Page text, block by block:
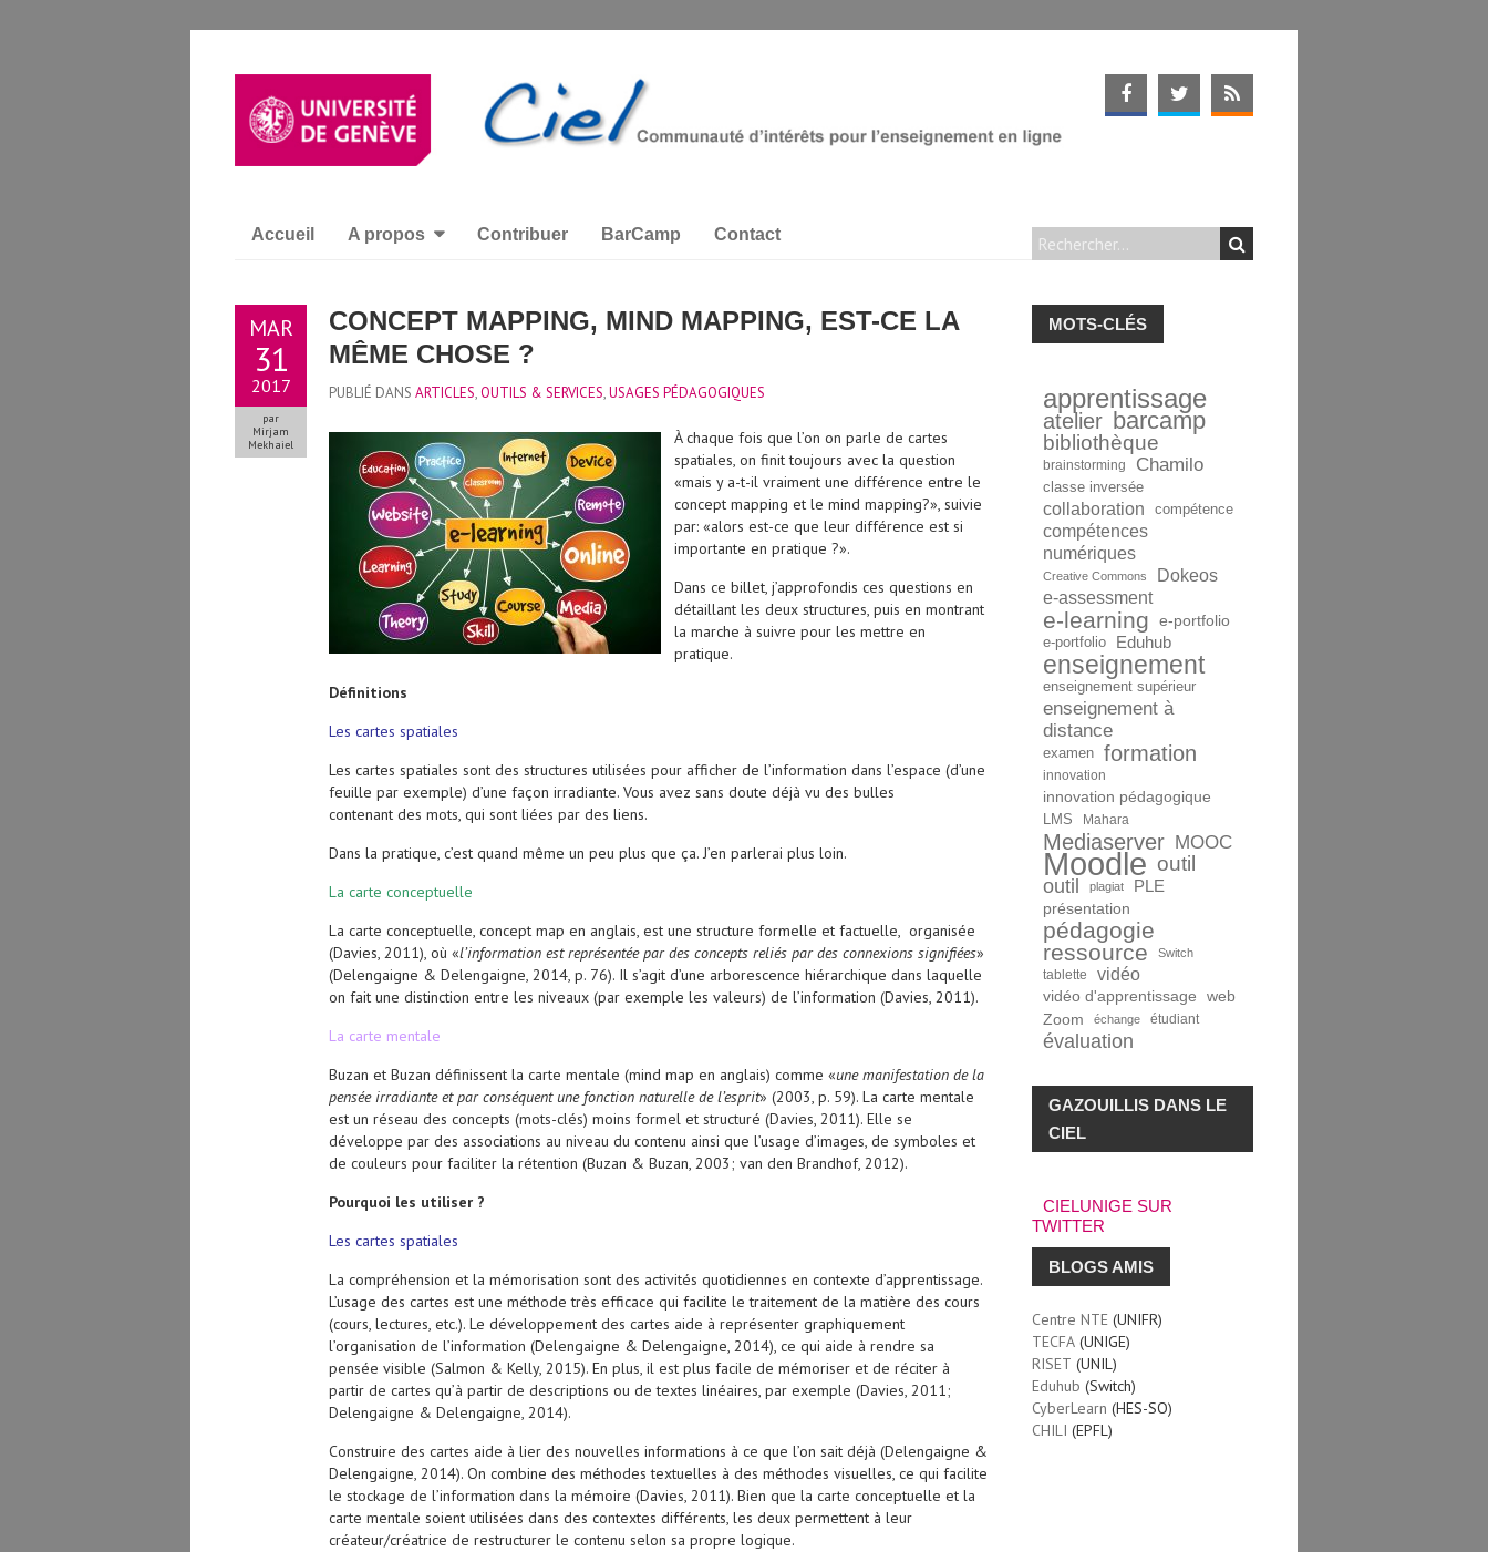
Accueil A propos Contribuer BarCamp Contact
MAR
31
2017
par
Mirjam
Mekhaiel
CONCEPT MAPPING, MIND MAPPING, EST-CE LA
MÊME CHOSE ?
PUBLIÉ DANS ARTICLES,OUTILS & SERVICES,USAGES PÉDAGOGIQUES
À chaque fois que l’on on parle de cartes
spatiales, on finit toujours avec la question
«mais y a-t-il vraiment une différence entre le
concept mapping et le mind mapping?», suivie
par: «alors est-ce que leur différence est si
importante en pratique ?».
Dans ce billet, j’approfondis ces questions en
détaillant les deux structures, puis en montrant
la marche à suivre pour les mettre en
pratique.
Définitions
Les cartes spatiales
Les cartes spatiales sont des structures utilisées pour afficher de l’information dans l’espace (d’une
feuille par exemple) d’une façon irradiante. Vous avez sans doute déjà vu des bulles
contenant des mots, qui sont liées par des liens.
Dans la pratique, c’est quand même un peu plus que ça. J’en parlerai plus loin.
La carte conceptuelle
La carte conceptuelle, concept map en anglais, est une structure formelle et factuelle, organisée
(Davies, 2011), où «l’information est représentée par des concepts reliés par des connexions signifiées»
(Delengaigne & Delengaigne, 2014, p. 76). Il s’agit d’une arborescence hiérarchique dans laquelle
on fait une distinction entre les niveaux (par exemple les valeurs) de l’information (Davies, 2011).
La carte mentale
Buzan et Buzan définissent la carte mentale (mind map en anglais) comme «une manifestation de la
pensée irradiante et par conséquent une fonction naturelle de l’esprit» (2003, p. 59). La carte mentale
est un réseau des concepts (mots-clés) moins formel et structuré (Davies, 2011). Elle se
développe par des associations au niveau du contenu ainsi que l’usage d’images, de symboles et
de couleurs pour faciliter la rétention (Buzan & Buzan, 2003; van den Brandhof, 2012).
Pourquoi les utiliser ?
Les cartes spatiales
La compréhension et la mémorisation sont des activités quotidiennes en contexte d’apprentissage.
L’usage des cartes est une méthode très efficace qui facilite le traitement de la matière des cours
(cours, lectures, etc.). Le développement des cartes aide à représenter graphiquement
l’organisation de l’information (Delengaigne & Delengaigne, 2014), ce qui aide à rendre sa
pensée visible (Salmon & Kelly, 2015). En plus, il est plus facile de mémoriser et de réciter à
partir de cartes qu’à partir de descriptions ou de textes linéaires, par exemple (Davies, 2011;
Delengaigne & Delengaigne, 2014).
Construire des cartes aide à lier des nouvelles informations à ce que l’on sait déjà (Delengaigne &
Delengaigne, 2014). On combine des méthodes textuelles à des méthodes visuelles, ce qui facilite
le stockage de l’information dans la mémoire (Davies, 2011). Bien que la carte conceptuelle et la
carte mentale soient utilisées dans des contextes différents, les deux permettent à leur
créateur/créatrice de restructurer le contenu selon sa propre logique.
MOTS-CLÉS
apprentissage
atelier barcamp
bibliothèque
brainstorming Chamilo
classe inversée
collaboration compétence
compétences
numériques
Creative Commons
Dokeos
e-assessment
e-learning e-portfolio
e-portfolio Eduhub
enseignement
enseignement supérieur
enseignement à
distance
examen formation
innovation
innovation pédagogique
LMS Mahara
Mediaserver MOOC
Moodle outil
outil plagiat PLE
présentation
pédagogie
ressource
Switch
tablette vidéo
vidéo d'apprentissage web
Zoom échange étudiant
évaluation
GAZOUILLIS DANS LE
CIEL
CIELUNIGE SUR
TWITTER
BLOGS AMIS
Centre NTE (UNIFR)
TECFA (UNIGE)
RISET (UNIL)
Eduhub (Switch)
CyberLearn (HES-SO)
CHILI (EPFL)